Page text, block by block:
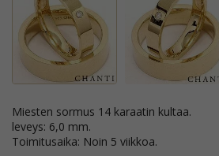
Miesten sormus 14 karaatin kultaa.
leveys: 6,0 mm.
Toimitusaika: Noin 5 viikkoa.